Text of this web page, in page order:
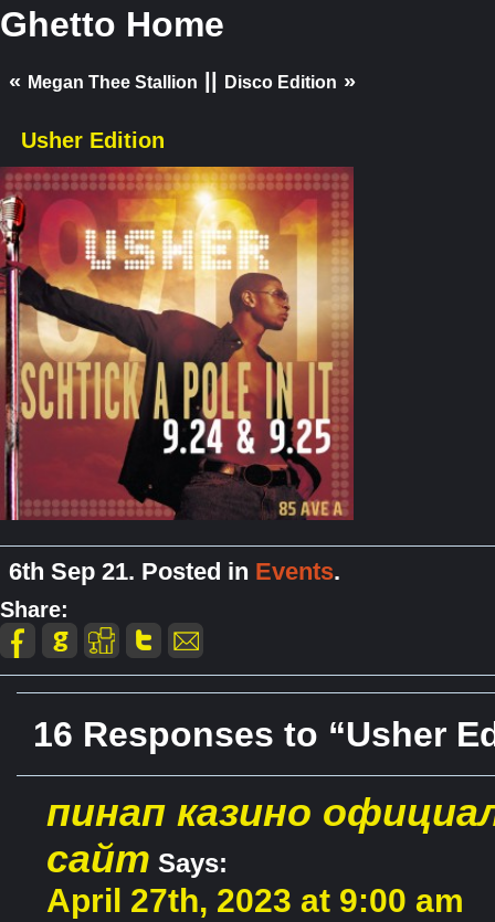
Ghetto Home
« Megan Thee Stallion Disco Edition »
Usher Edition
6th Sep 21. Posted in Events.
Share:
16 Responses to “Usher
пинап казино
сайт Says:
April 27th, 2023 at 9:00 am